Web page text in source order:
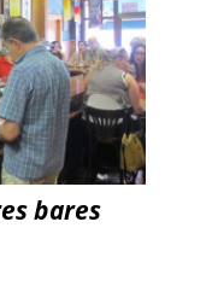
bares